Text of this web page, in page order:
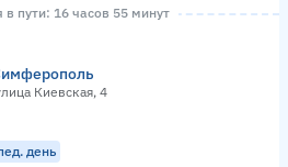
пути: 16 часов 55 минут
Киевская, 4
день